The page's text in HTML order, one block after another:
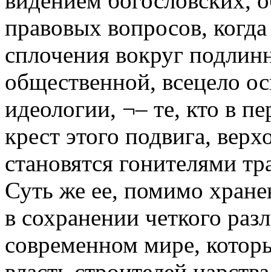
правовых вопросов,
сплочения вокруг
общественной, всецело
идеологии, ¬– те, кто в
крест этого подвига,
становятся гонителями
Суть же ее, помимо
в сохранении четкого
современном мире,